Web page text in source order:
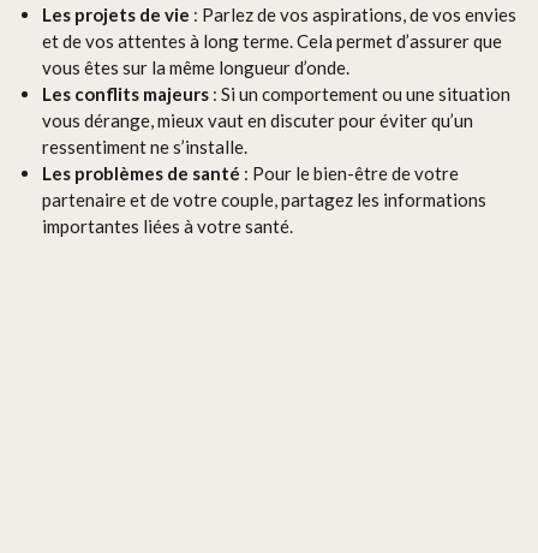
Les projets de vie : Parlez de vos aspirations, de vos envies
et de vos attentes à long terme. Cela permet d’assurer que
vous êtes sur la même longueur d’onde.
Les conflits majeurs : Si un comportement ou une situation
vous dérange, mieux vaut en discuter pour éviter qu’un
ressentiment ne s’installe.
Les problèmes de santé : Pour le bien-être de votre
partenaire et de votre couple, partagez les informations
importantes liées à votre santé.